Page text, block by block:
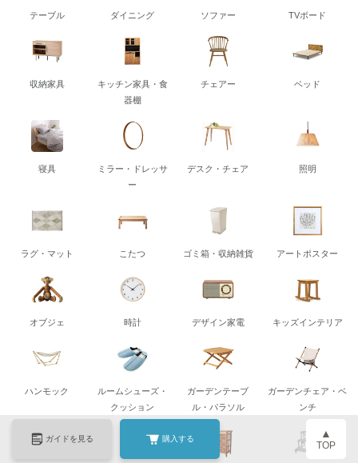
ガイドを見る 購入する ▲
TOP
テーブル ダイニング ソファー TVボード
収納家具
キッチン家具・食
器棚
チェアー ベッド
寝具
ミラー・ドレッサ
ー
デスク・チェア 照明
ラグ・マット こたつ ゴミ箱・収納雑貨 アートポスター
オブジェ 時計 デザイン家電 キッズインテリア
ハンモック
ルームシューズ・
クッション
ガーデンテーブ
ル・パラソル
ガーデンチェア・ベ
ンチ